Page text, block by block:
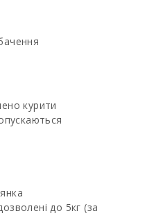
курити
до 5кг (за